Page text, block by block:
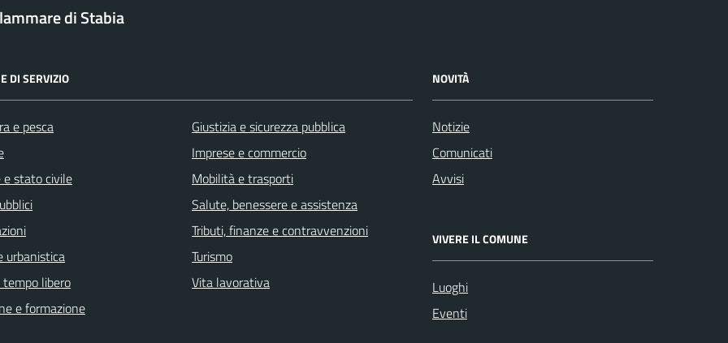
di Stabia
DI SERVIZIO
e pesca
e stato civile
urbanistica
libero
e formazione
Giustizia e sicurezza pubblica
Imprese e commercio
Mobilità e trasporti
Salute, benessere e assistenza
Tributi, finanze e contravvenzioni
Turismo
Vita lavorativa
NOVITÀ
Notizie
Comunicati
Avvisi
VIVERE IL COMUNE
Luoghi
Eventi